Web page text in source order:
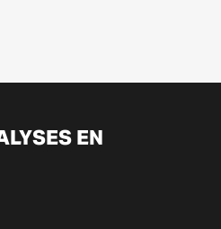
EN